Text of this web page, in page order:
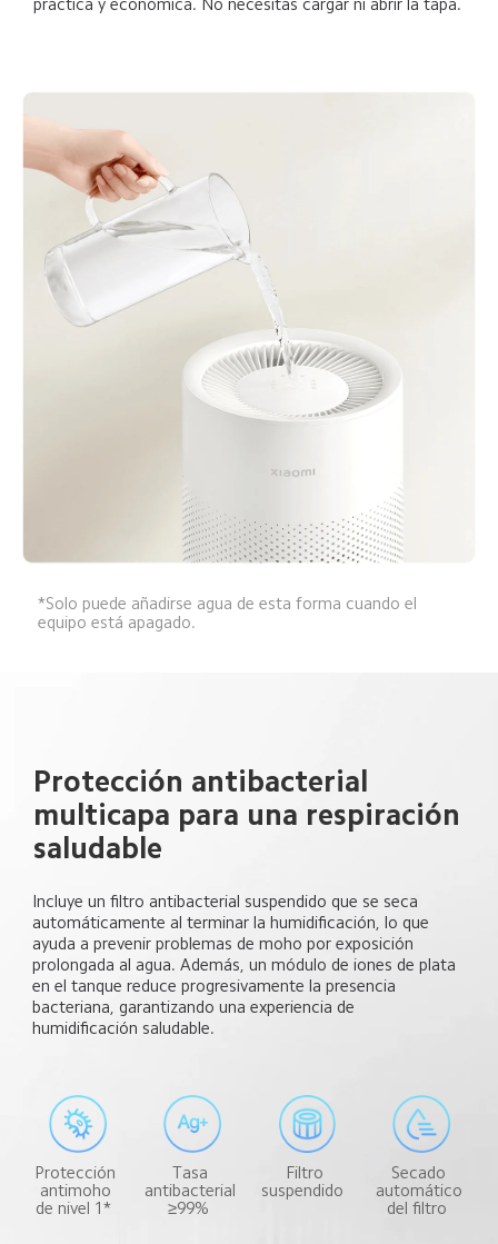
práctica y económica. No necesitas cargar ni abrir la tapa.
*Solo puede añadirse agua de esta forma cuando el
equipo está apagado.
Protección antibacterial
multicapa para una respiración
saludable
Incluye un filtro antibacterial suspendido que se seca
automáticamente al terminar la humidificación, lo que
ayuda a prevenir problemas de moho por exposición
prolongada al agua. Además, un módulo de iones de plata
en el tanque reduce progresivamente la presencia
bacteriana, garantizando una experiencia de
humidificación saludable.
Protección
antimoho
de nivel 1*
Tasa
antibacterial
≥99%
Filtro
suspendido
Secado
automático
del filtro